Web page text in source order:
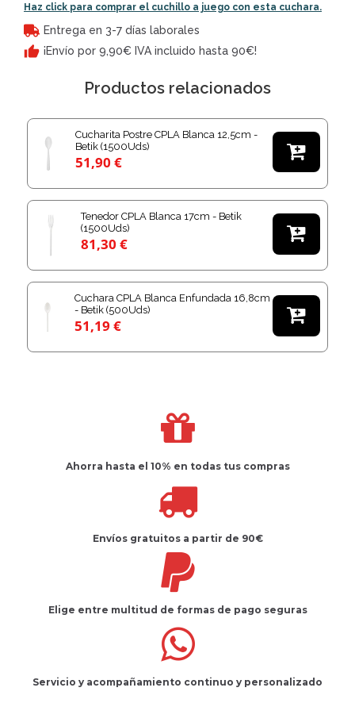
Haz click para comprar el cuchillo a juego con esta cuchara.
Entrega en 3-7 días laborales
¡Envío por 9,90€ IVA incluido hasta 90€!
Productos relacionados
Cucharita Postre CPLA Blanca 12,5cm -
Betik (1500Uds)
51,90 € 
Tenedor CPLA Blanca 17cm - Betik
(1500Uds)
81,30 € 
Cuchara CPLA Blanca Enfundada 16,8cm
- Betik (500Uds)
51,19 € 
Ahorra hasta el 10% en todas tus compras
Envíos gratuitos a partir de 90€
Elige entre multitud de formas de pago seguras
Servicio y acompañamiento continuo y personalizado